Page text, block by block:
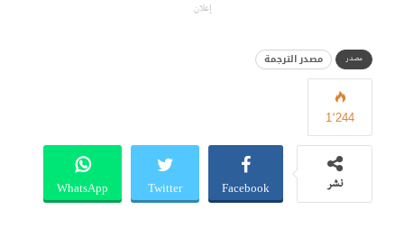
إعلان
مصدر مصدر الترجمة
1٬244
نشر Facebook
Twitter
WhatsApp